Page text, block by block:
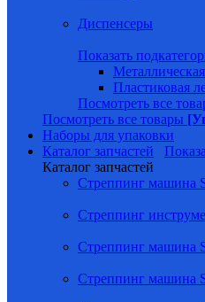
Диспенсеры
Показать
Пластиковая
Посмотреть все
Посмотреть все товары
Наборы для упаковки
Каталог запчастей
Каталог запчастей
Стреппинг машина
Стреппинг
Стреппинг машина
Стреппинг машина